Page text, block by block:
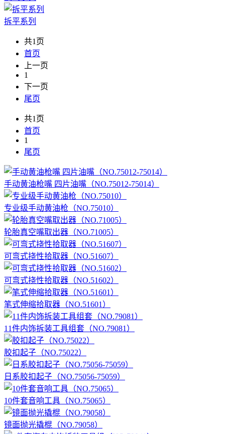
拆平系列
共1页
首页
上一页
1
下一页
尾页
共1页
首页
1
尾页
手动黄油枪嘴 四片油嘴（NO.75012-75014）
专业级手动黄油枪（NO.75010）
轮胎真空嘴取出器（NO.71005）
可弯式挠性拾取器（NO.51607）
可弯式挠性拾取器（NO.51602）
笔式伸缩拾取器（NO.51601）
11件内饰拆装工具组套（NO.79081）
胶扣起子（NO.75022）
日系胶扣起子（NO.75056-75059）
10件套音响工具（NO.75065）
镜面抛光撬棍（NO.79058）